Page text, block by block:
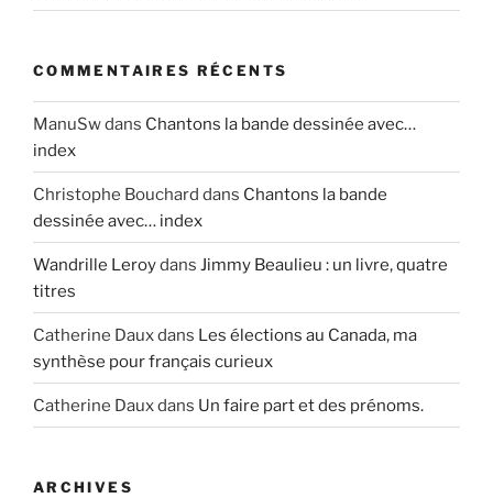
COMMENTAIRES RÉCENTS
ManuSwdans Chantons la bande dessinée avec…
index
Christophe Bouchard dans Chantons la bande
dessinée avec… index
Wandrille Leroydans Jimmy Beaulieu : un livre, quatre
titres
Catherine Dauxdans Les élections au Canada, ma
synthèse pour français curieux
Catherine Dauxdans Un faire part et des prénoms.
ARCHIVES